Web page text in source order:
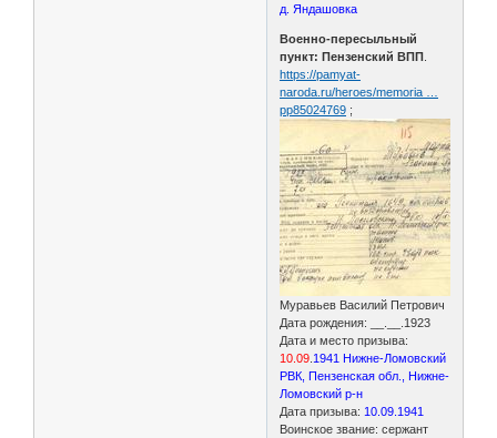
д. Яндашовка
Военно-пересыльный
пункт: Пензенский ВПП
https://pamyat-
naroda.ru/heroes/memoria …
pp85024769 ;
Муравьев Василий Петрович
Дата рождения: __.__.1923
Дата и место призыва:
10.09 1941 Нижне-Ломовский
РВК, Пензенская обл., Нижне-
Ломовский р-н
Дата призыва: 10.09.1941
Воинское звание: сержант